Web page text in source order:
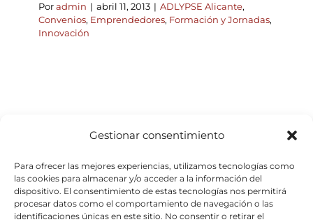
Gestionar consentimiento
Para ofrecer las mejores experiencias, utilizamos tecnologías como
las cookies para almacenar y/o acceder a la información del
dispositivo. El consentimiento de estas tecnologías nos permitirá
procesar datos como el comportamiento de navegación o las
identificaciones únicas en este sitio. No consentir o retirar el
Poradmin | abril 11, 2013 | ADLYPSE Alicante,
Convenios, Emprendedores, Formación y Jornadas,
Innovación